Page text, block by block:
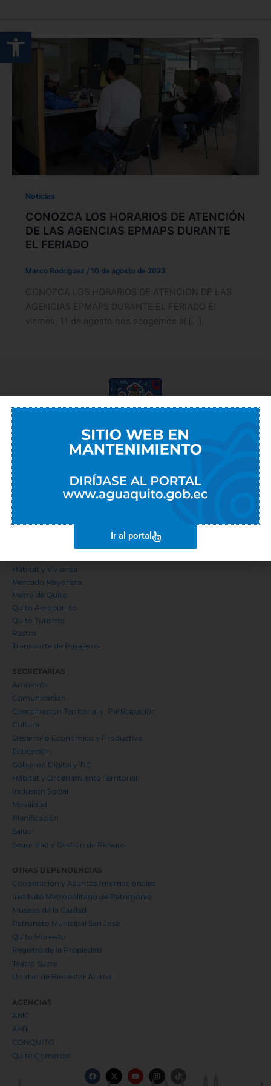
Abrir barra de herramientas
Noticias
CONOZCA LOS HORARIOS DE ATENCIÓN
DE LAS AGENCIAS EPMAPS DURANTE
EL FERIADO
Marco Rodriguez / 10 de agosto de 2023
CONOZCA LOS HORARIOS DE ATENCIÓN DE LAS
AGENCIAS EPMAPS DURANTE EL FERIADO El
viernes, 11 de agosto nos acogemos al […]
EMPRESAS METROPOLITANAS
Hábitat y Vivienda
Mercado Mayorista
Metro de Quito
Quito Aeropuerto
Quito Turismo
Rastro
Transporte de Pasajeros
SECRETARÍAS
Ambiente
Comunicación
Coordinación Territorial y Participación
Cultura
Desarrollo Económico y Productivo
Educación
Gobierno Digital y TIC
Hábitat y Ordenamiento Territorial
Inclusión Social
Movilidad
Planificación
Salud
Seguridad y Gestión de Riesgos
OTRAS DEPENDENCIAS
Cooperación y Asuntos Internacionales
Instituto Metropolitano de Patrimonio
Museos de la Ciudad
Patronato Municipal San José
Quito Honesto
Registro de la Propiedad
Teatro Sucre
Unidad de Bienestar Animal
AGENCIAS
AMC
AMT
CONQUITO
Quito Comercio
F
a
X
-
Y
o
I
n
T
i
Ir al portal